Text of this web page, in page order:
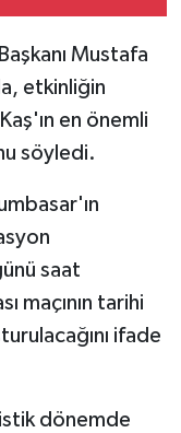
Mustafa
etkinliğin
en önemli
söyledi.
saat
maçının tarihi
ifade
dönemde